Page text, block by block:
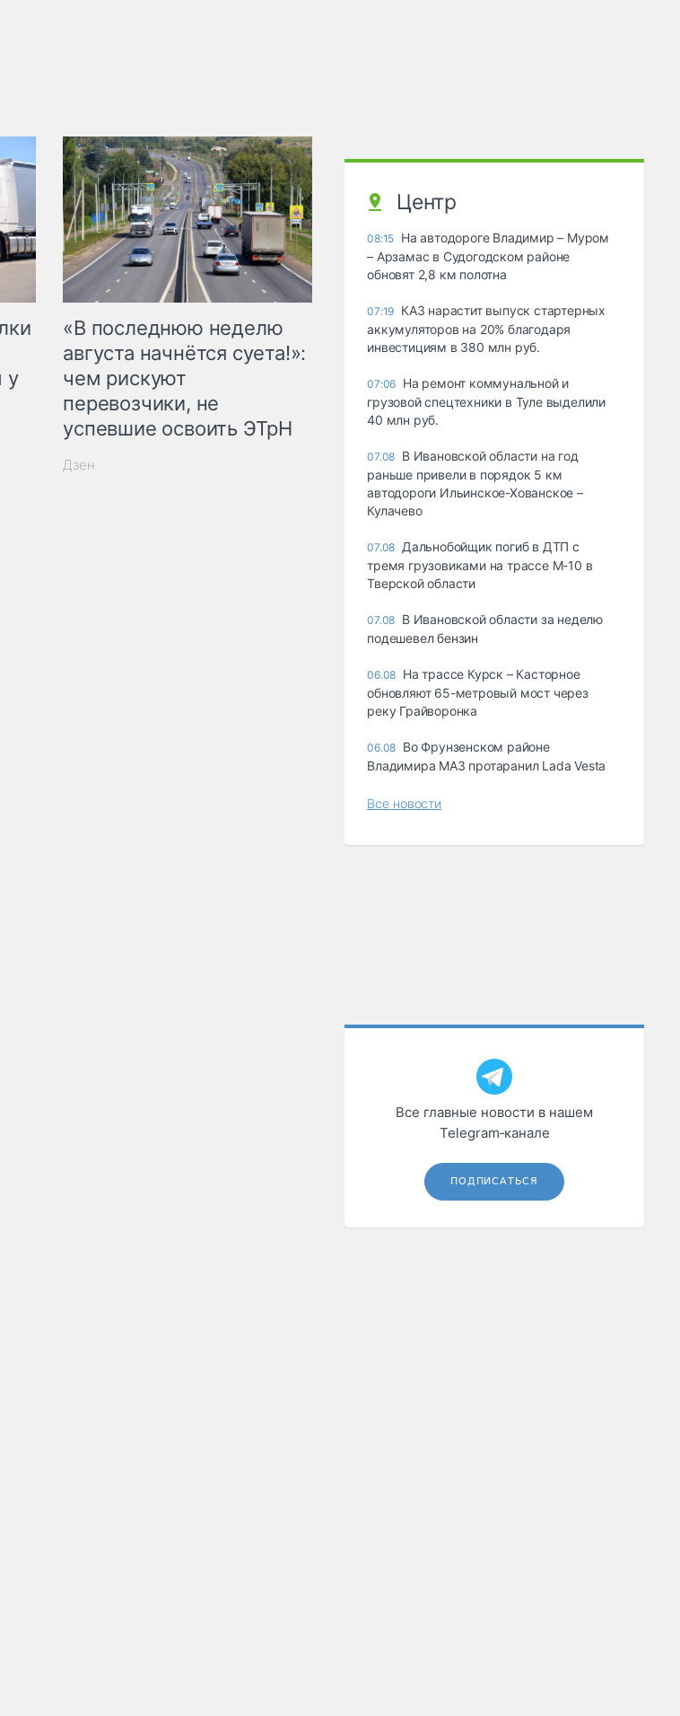
у
«В последнюю неделю
августа начнётся суета!»:
чем рискуют
перевозчики, не
успевшие освоить ЭТрН
Дзен
Центр
08:15 На автодороге Владимир – Муром
– Арзамас в Судогодском районе
обновят 2,8 км полотна
07:19 КАЗ нарастит выпуск стартерных
аккумуляторов на 20% благодаря
инвестициям в 380 млн руб.
07:06 На ремонт коммунальной и
грузовой спецтехники в Туле выделили
40 млн руб.
07.08 В Ивановской области на год
раньше привели в порядок 5 км
автодороги Ильинское-Хованское –
Кулачево
07.08 Дальнобойщик погиб в ДТП с
тремя грузовиками на трассе М-10 в
Тверской области
07.08 В Ивановской области за неделю
подешевел бензин
06.08 На трассе Курск – Касторное
обновляют 65-метровый мост через
реку Грайворонка
06.08 Во Фрунзенском районе
Владимира МАЗ протаранил Lada Vesta
Все новости
Все главные новости в нашем
Telegram‑канале
ПОДПИСАТЬСЯ